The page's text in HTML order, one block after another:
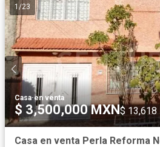
1 /23
Casa·en venta
$ 3,500,000 MXN$ 13,618